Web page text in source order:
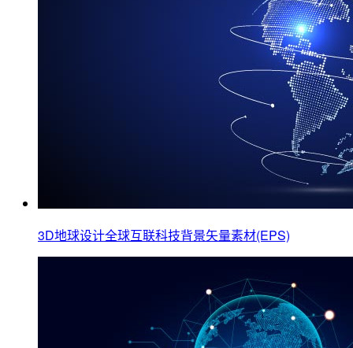
3D地球设计全球互联科技背景矢量素材(EPS)